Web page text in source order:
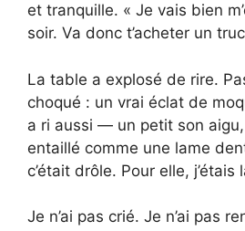
et tranquille. « Je vais bien
soir. Va donc t’acheter un
La table a explosé de rire.
choqué : un vrai éclat de
a ri aussi — un petit son aigu,
entaillé comme une lame
c’était drôle. Pour elle, j’étais
Je n’ai pas crié. Je n’ai pas